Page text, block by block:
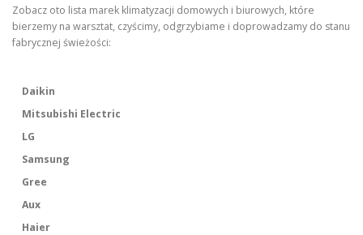
Zobacz oto lista marek klimatyzacji domowych i biurowych, które
bierzemy na warsztat, czyścimy, odgrzybiame i doprowadzamy do stanu
fabrycznej świeżości:
Daikin
Mitsubishi Electric
LG
Samsung
Gree
Aux
Haier